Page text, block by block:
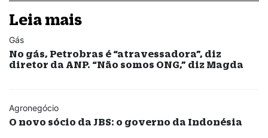
Leia mais
Gás
No gás, Petrobras é “atravessadora”, diz
diretor da ANP. “Não somos ONG,” diz Magda
Agronegócio
O novo sócio da JBS: o governo da Indonésia